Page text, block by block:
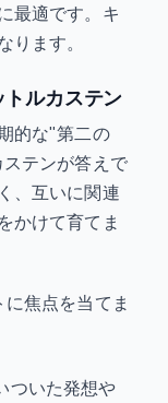
最適です。キ
ます。
ルカステン
的な"第二の
テンが答えで
、互いに関連
かけて育てま
焦点を当てま
ついた発想や